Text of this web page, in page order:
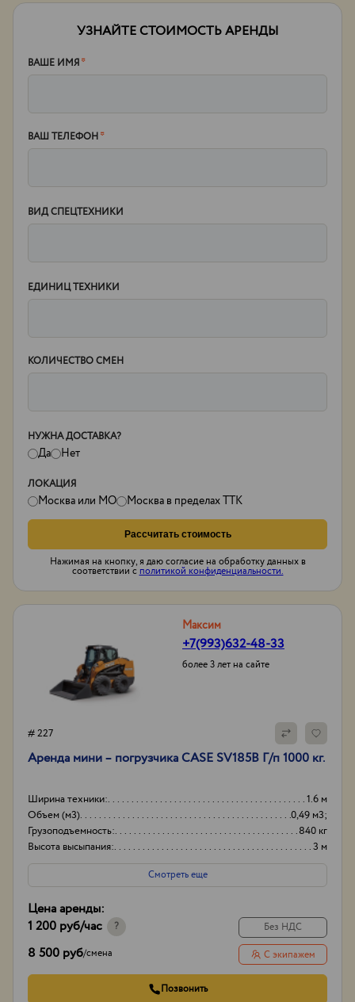
УЗНАЙТЕ СТОИМОСТЬ АРЕНДЫ
ВАШЕ ИМЯ*
ВАШ ТЕЛЕФОН*
ВИД СПЕЦТЕХНИКИ
ЕДИНИЦ ТЕХНИКИ
КОЛИЧЕСТВО СМЕН
НУЖНА ДОСТАВКА?
Да Нет
ЛОКАЦИЯ
Москва или МО Москва в пределах ТТК
Рассчитать стоимость
Нажимая на кнопку, я даю согласие на обработку данных в
соответствии с политикой конфиденциальности.
Максим
+7(993)632-48-33
более 3 лет на сайте
# 227
Аренда мини – погрузчика CASE SV185B Г/п 1000 кг.
Ширина техники:
1.6 м
Объем (м3)
0,49 м3;
Грузоподъемность:
840 кг
Высота высыпания:
3 м
Смотреть еще
Цена аренды:
1 200 руб/час ?
8 500 руб/смена
Без НДС
С экипажем
Позвонить